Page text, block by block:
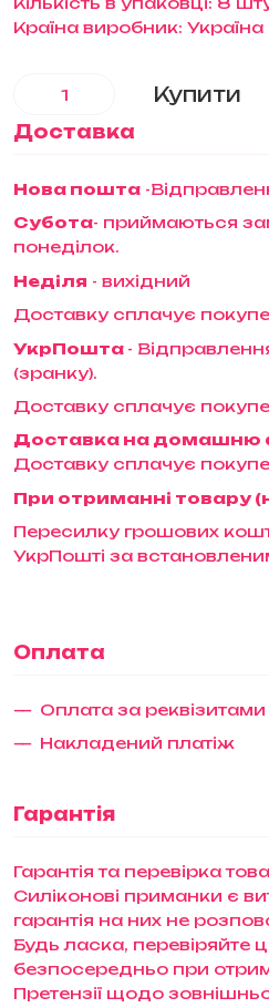
Країна виробник: Україна
Купити
Доставка
Нова пошта -
Субота- приймаються
понеділок.
Неділя - вихідний
Доставку сплачує
УкрПошта -
(зранку).
Доставку сплачує
Доставка на домашню
Доставку сплачує
При отриманні товару
Пересилку грошових
УкрПошті за
Оплата
Оплата за реквізитами
Накладений платіж
Гарантія
Гарантія та перевірка
Силіконові приманки є
гарантія на них не
Будь ласка, перевіряйте
безпосередньо при
Претензії щодо